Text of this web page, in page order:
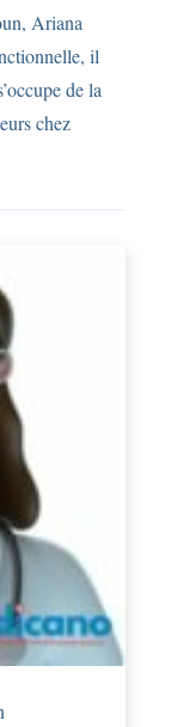
Ariana
il
de la
chez